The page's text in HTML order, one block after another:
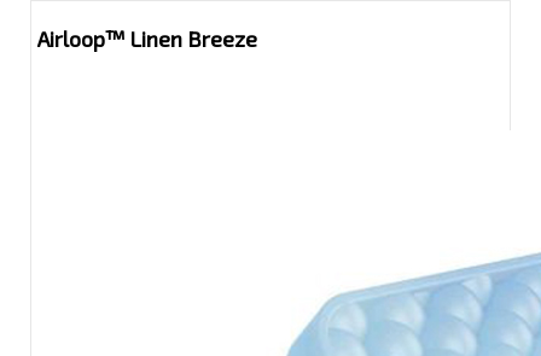
Airloop™ Linen Breeze